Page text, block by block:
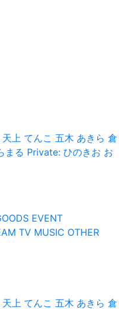
天上 てんこ 五木 あきら 倉
まる Private: ひのきお お
EVENT
TV MUSIC OTHER
天上 てんこ 五木 あきら 倉